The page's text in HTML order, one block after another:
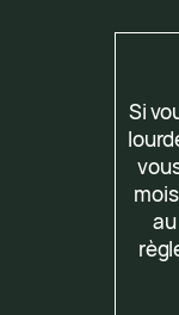
Si